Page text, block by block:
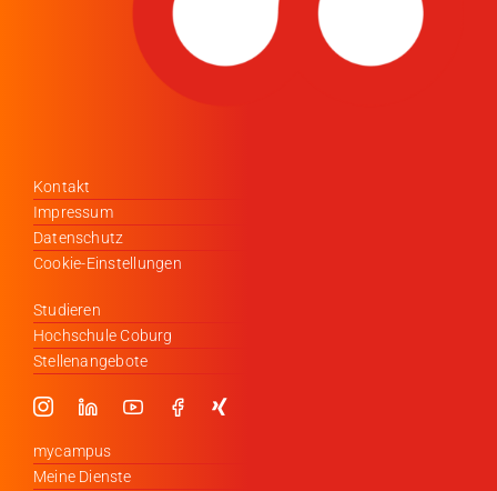
Kontakt
Impressum
Datenschutz
Cookie-Einstellungen
Studieren
Hochschule Coburg
Stellenangebote
mycampus
Meine Dienste